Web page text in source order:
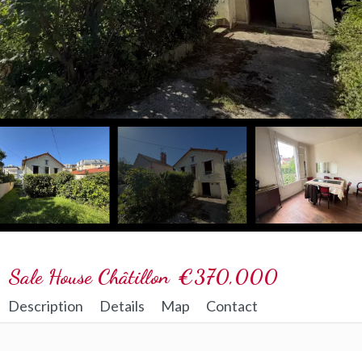
Sale House Châtillon €370,000
Description Details Map Contact